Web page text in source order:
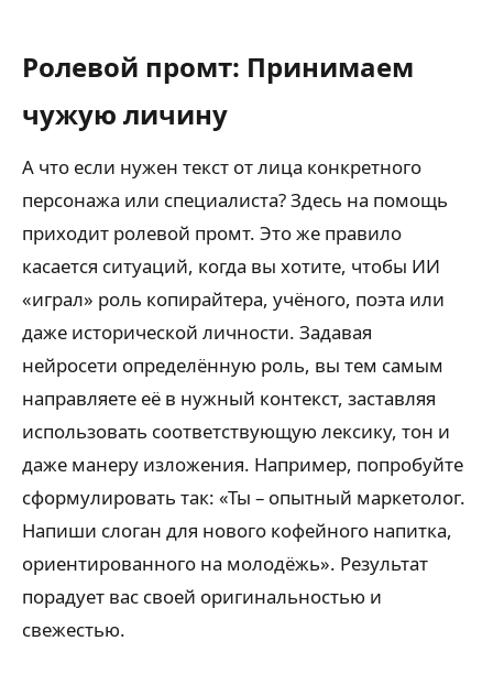
Ролевой промт: Принимаем
чужую личину
А что если нужен текст от лица конкретного
персонажа или специалиста? Здесь на помощь
приходит ролевой промт. Это же правило
касается ситуаций, когда вы хотите, чтобы ИИ
«играл» роль копирайтера, учёного, поэта или
даже исторической личности. Задавая
нейросети определённую роль, вы тем самым
направляете её в нужный контекст, заставляя
использовать соответствующую лексику, тон и
даже манеру изложения. Например, попробуйте
сформулировать так: «Ты – опытный маркетолог.
Напиши слоган для нового кофейного напитка,
ориентированного на молодёжь». Результат
порадует вас своей оригинальностью и
свежестью.